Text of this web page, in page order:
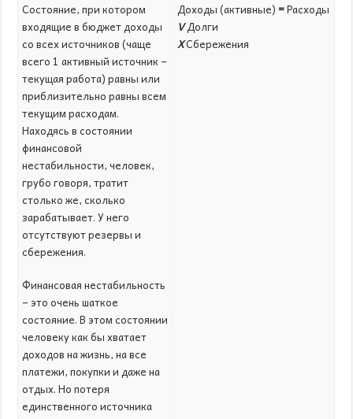
Состояние, при котором
входящие в бюджет доходы
со всех источников (чаще
всего 1 активный источник –
текущая работа) равны или
приблизительно равны всем
текущим расходам.
Находясь в состоянии
финансовой
нестабильности, человек,
грубо говоря, тратит
столько же, сколько
зарабатывает. У него
отсутствуют резервы и
сбережения.
Финансовая нестабильность
– это очень шаткое
состояние. В этом состоянии
человеку как бы хватает
доходов на жизнь, на все
платежи, покупки и даже на
отдых. Но потеря
единственного источника
Доходы (активные) =Расходы
VДолги
XСбережения